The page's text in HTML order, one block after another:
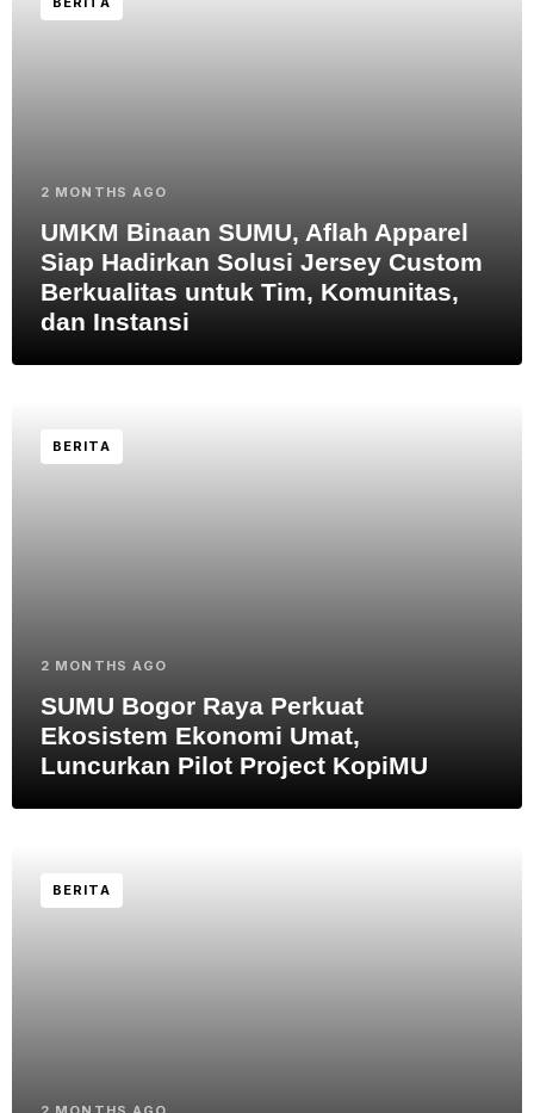
2 MONTHS AGO
UMKM Binaan SUMU, Aflah Apparel
Siap Hadirkan Solusi Jersey Custom
Berkualitas untuk Tim, Komunitas,
dan Instansi
BERITA
2 MONTHS AGO
SUMU Bogor Raya Perkuat
Ekosistem Ekonomi Umat,
Luncurkan Pilot Project KopiMU
BERITA